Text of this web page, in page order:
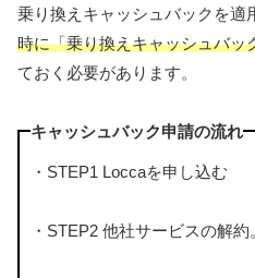
乗り換えキャッシュバックを適
時に「乗り換えキャッシュバッ
ておく必要があります。
キャッシュバック申請の流れ
・STEP1 Loccaを申し込む
・STEP2 他社サービスの解約